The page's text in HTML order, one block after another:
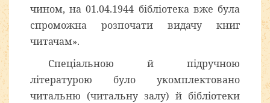
чином, на 01.04.1944 бібліотека вже була
спроможна розпочати видачу книг
читачам».
Спеціальною й підручною
літературою було укомплектовано
читальню (читальну залу) й бібліотеки